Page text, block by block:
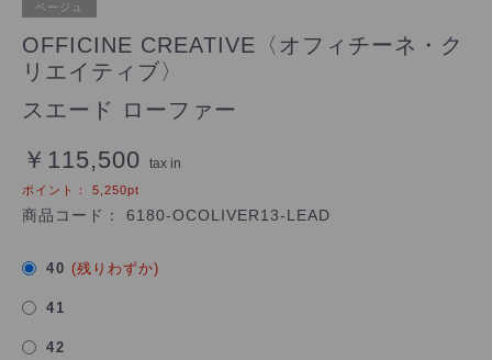
ベージュ
OFFICINE CREATIVE〈オフィチーネ・ク
リエイティブ〉
スエード ローファー
￥115,500 tax in
ポイント： 5,250pt
商品コード： 6180-OCOLIVER13-LEAD
40 (残りわずか)
41
42